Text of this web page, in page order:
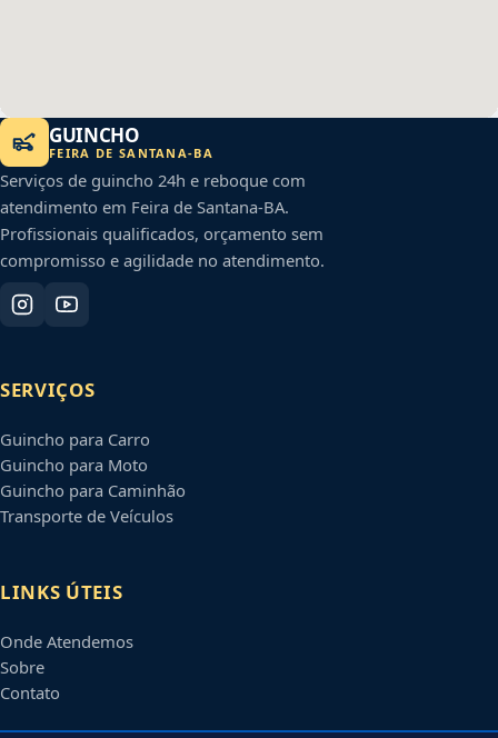
GUINCHO
FEIRA DE SANTANA-BA
Serviços de guincho 24h e reboque com
atendimento em Feira de Santana-BA.
Profissionais qualificados, orçamento sem
compromisso e agilidade no atendimento.
SERVIÇOS
Guincho para Carro
Guincho para Moto
Guincho para Caminhão
Transporte de Veículos
LINKS ÚTEIS
Onde Atendemos
Sobre
Contato